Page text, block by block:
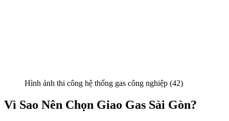
Hình ảnh thi công hệ thống gas công nghiệp (42)
Vì Sao Nên Chọn Giao Gas Sài Gòn?